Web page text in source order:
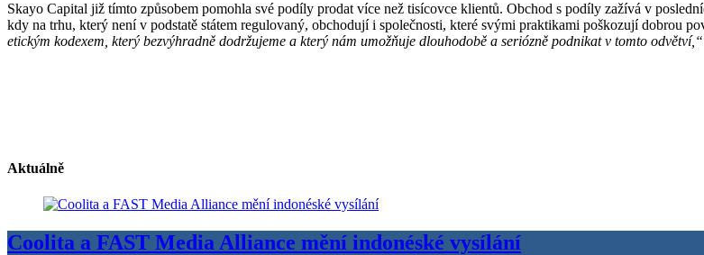
Skayo Capital již tímto způsobem pomohla své podíly prodat více než tisícovce klientů. Obchod s podíly zažívá v
kdy na trhu, který není v podstatě státem regulovaný, obchodují i společnosti, které svými praktikami poškozují dobrou
etickým kodexem, který bezvýhradně dodržujeme a který nám umožňuje dlouhodobě a seriózně podnikat v tomto odvětví,“
Aktuálně
Coolita a FAST Media Alliance mění indonéské vysílání